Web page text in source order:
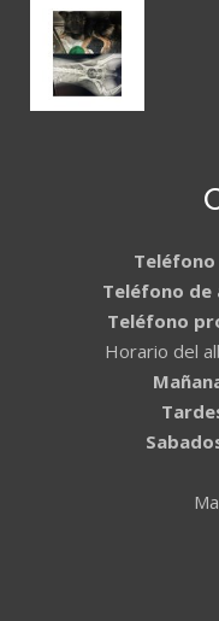
Teléfono
Teléfono de
Teléfono
Horario del